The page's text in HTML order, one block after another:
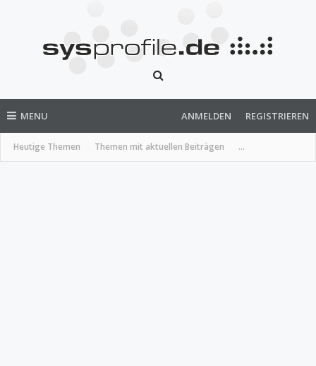
MENU
Heutige Themen Themen mit aktuellen Beiträgen ...
ANMELDEN REGISTRIEREN